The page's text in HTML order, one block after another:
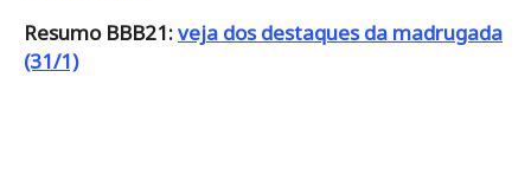
Resumo BBB21:veja dos destaques da madrugada
(31/1)